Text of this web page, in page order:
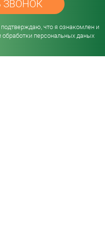
что я ознакомлен и
персональных даных